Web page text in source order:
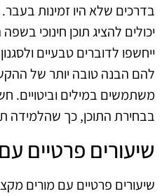
בדרכים שלא היו זמינות בעבר.
יכולים להציג תוכן חינוכי
ייחשפו לדוברים טבעיים
להם הבנה טובה יותר של
משתמשים במילים וביטויים.
בבחירת התוכן, כך שהלמידה
שיעורים פרטיים
שיעורים פרטיים עם מורים